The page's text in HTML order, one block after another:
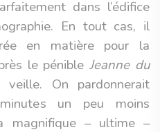
dans l’édifice
En tout cas, il
en matière pour la
le pénibleJeanne du
On pardonnerait
un peu moins
magnifique – ultime –